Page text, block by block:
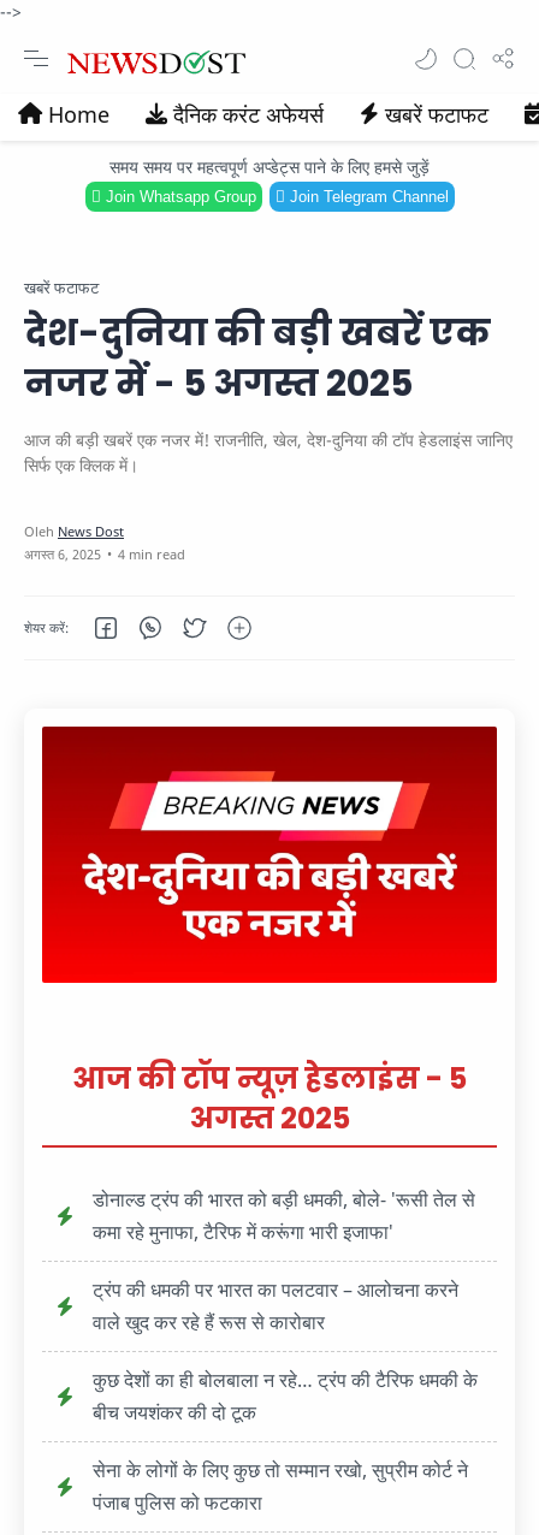
-->
Home दैनिक करंट अफेयर्स खबरें फटाफट
समय समय पर महत्वपूर्ण अप्डेट्स पाने के लिए हमसे जुड़ें
Join Whatsapp Group Join Telegram Channel
खबरें फटाफट
देश-दुनिया की बड़ी खबरें एक
नजर में - 5 अगस्त 2025
आज की बड़ी खबरें एक नजर में! राजनीति, खेल, देश-दुनिया की टॉप हेडलाइंस जानिए
सिर्फ एक क्लिक में।
4 min read
आज की टॉप न्यूज़ हेडलाइंस - 5
अगस्त 2025
डोनाल्ड ट्रंप की भारत को बड़ी धमकी, बोले- 'रूसी तेल से
कमा रहे मुनाफा, टैरिफ में करूंगा भारी इजाफा'
ट्रंप की धमकी पर भारत का पलटवार – आलोचना करने
वाले खुद कर रहे हैं रूस से कारोबार
कुछ देशों का ही बोलबाला न रहे… ट्रंप की टैरिफ धमकी के
बीच जयशंकर की दो टूक
सेना के लोगों के लिए कुछ तो सम्मान रखो, सुप्रीम कोर्ट ने
पंजाब पुलिस को फटकारा